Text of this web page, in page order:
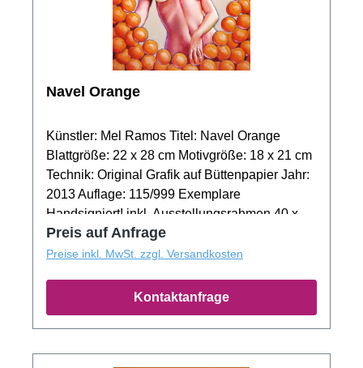
Navel Orange
Künstler: Mel Ramos Titel: Navel Orange
Blattgröße: 22 x 28 cm Motivgröße: 18 x 21 cm
Technik: Original Grafik auf Büttenpapier Jahr:
2013 Auflage: 115/999 Exemplare
Handsigniert! inkl. Ausstellungsrahmen 40 x 50
cm Metall weiß
Preis auf Anfrage
Preise inkl. MwSt. zzgl. Versandkosten
Kontaktanfrage